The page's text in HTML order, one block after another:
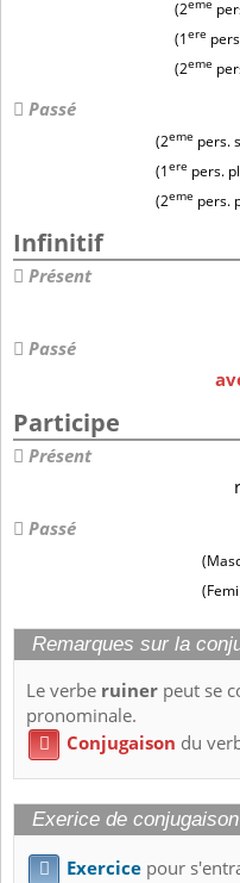
(2eme
(1ere
(2eme
Passé
(2eme pers.
(1ere pers.
(2eme pers.
Infinitif
Présent
Passé
Participe
Présent
Passé
Remarques sur la
Le verbe ruiner peut se
pronominale.
 Conjugaison du
Exerice de
 Exercice pour